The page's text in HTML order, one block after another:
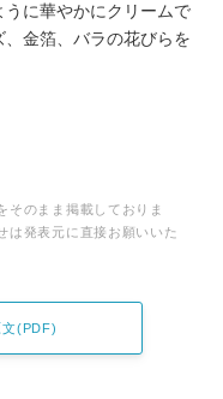
に華やかにクリームで
金箔、バラの花びらを
そのまま掲載しておりま
は発表元に直接お願いいた
文(PDF)